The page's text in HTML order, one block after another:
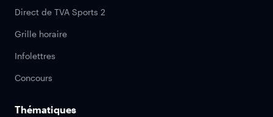
Direct de TVA Sports 2
Grille horaire
Infolettres
Concours
Thématiques